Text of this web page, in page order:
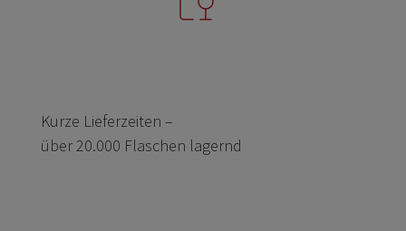
Kurze Lieferzeiten –
über 20.000 Flaschen lagernd